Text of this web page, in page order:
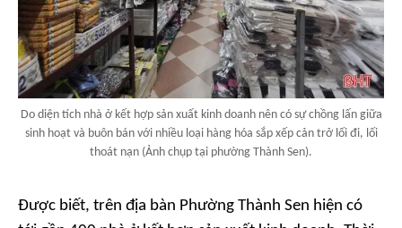
Do diện tích nhà ở kết hợp sản xuất kinh doanh nên có sự chồng lấn giữa
sinh hoạt và buôn bán với nhiều loại hàng hóa sắp xếp cản trở lối đi, lối
thoát nạn (Ảnh chụp tại phường Thành Sen).
Được biết, trên địa bàn Phường Thành Sen hiện có